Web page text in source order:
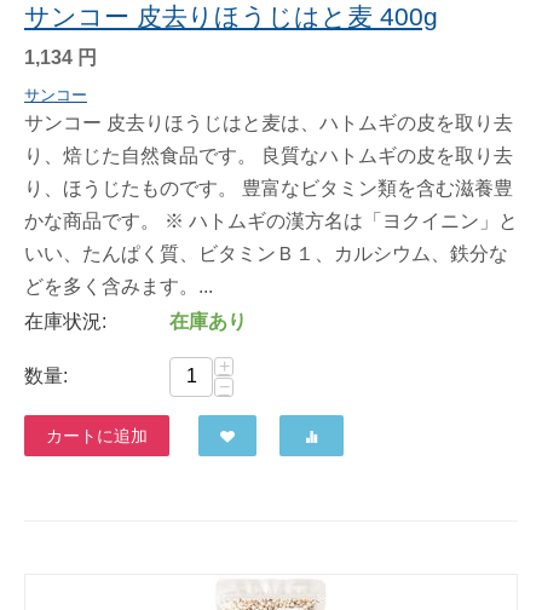
サンコー 皮去りほうじはと麦 400g
1,134 円
サンコー
サンコー 皮去りほうじはと麦は、ハトムギの皮を取り去
り、焙じた自然食品です。 良質なハトムギの皮を取り去
り、ほうじたものです。 豊富なビタミン類を含む滋養豊
かな商品です。 ※ ハトムギの漢方名は「ヨクイニン」と
いい、たんぱく質、ビタミンＢ１、カルシウム、鉄分な
どを多く含みます。...
在庫状況:
在庫あり
数量:
+
−
カートに追加